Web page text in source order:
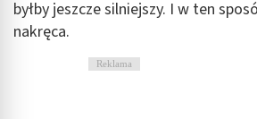
byłby jeszcze silniejszy. I w ten
nakręca.
Reklama